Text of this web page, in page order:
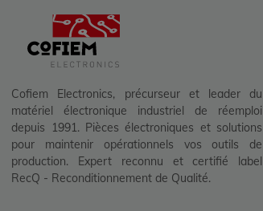
Cofiem Electronics, précurseur et leader du
matériel électronique industriel de réemploi
depuis 1991. Pièces électroniques et solutions
pour maintenir opérationnels vos outils de
production. Expert reconnu et certifié label
RecQ - Reconditionnement de Qualité.